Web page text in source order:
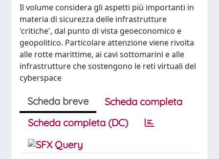
Il volume considera gli aspetti più importanti in
materia di sicurezza delle infrastrutture
'critiche', dal punto di vista geoeconomico e
geopolitico. Particolare attenzione viene rivolta
alle rotte marittime, ai cavi sottomarini e alle
infrastrutture che sostengono le reti virtuali del
cyberspace
Scheda breve
Scheda completa
Scheda completa (DC)